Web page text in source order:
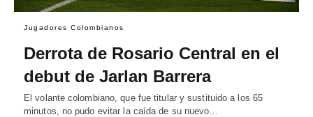
Jugadores Colombianos
Derrota de Rosario Central en el
debut de Jarlan Barrera
El volante colombiano, que fue titular y sustituido a los 65
minutos, no pudo evitar la caída de su nuevo…